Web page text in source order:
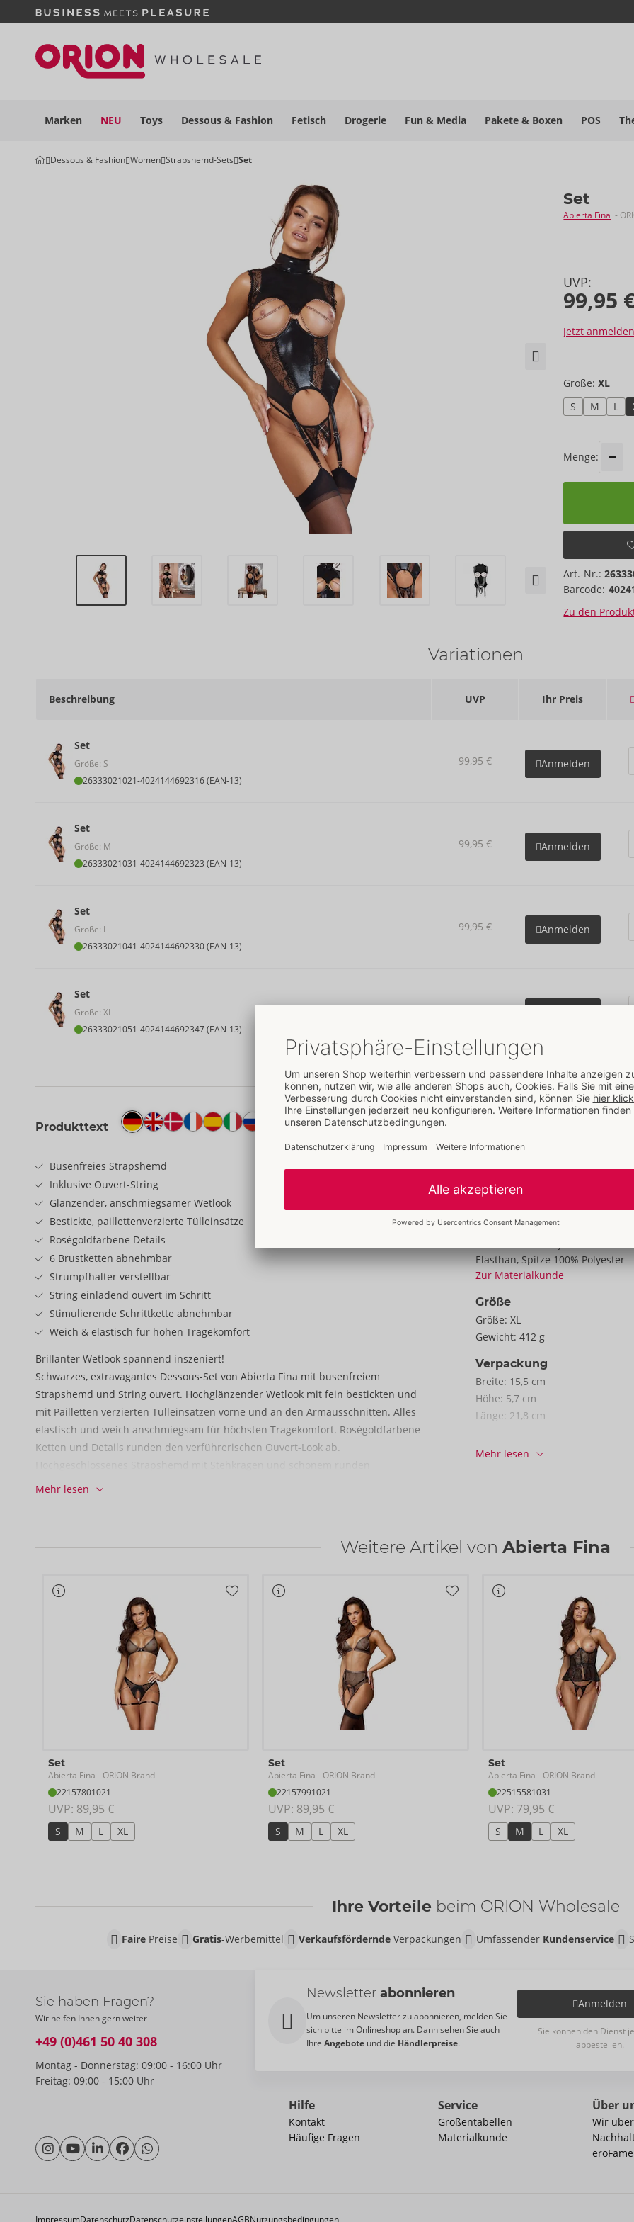
Marken NEU Toys Dessous & Fashion Fetisch Drogerie Fun & Media Pakete & Boxen POS
Dessous & Fashion Women Strapshemd-Sets Set
Set
Abierta Fina -
UVP:
99,95
Jetzt
Größe:XL
S
M L
Menge:
Art.-Nr.:
Barcode:
Zu den
Variationen
Beschreibung UVP Ihr Preis
Set
Größe: S
26333021021-4024144692316 (EAN-13)
99,95 € Anmelden
Set
Größe: M
26333021031-4024144692323 (EAN-13)
99,95 € Anmelden
Set
Größe: L
26333021041-4024144692330 (EAN-13)
99,95 € Anmelden
Set
Größe: XL
26333021051-4024144692347 (EAN-13)
Details
Produkttext
Busenfreies Strapshemd
Inklusive Ouvert-String
Glänzender, anschmiegsamer Wetlook
Bestickte, paillettenverzierte Tülleinsätze
Roségoldfarbene Details
6 Brustketten abnehmbar
Strumpfhalter verstellbar
String einladend ouvert im Schritt
Stimulierende Schrittkette abnehmbar
Weich & elastisch für hohen Tragekomfort
Brillanter Wetlook spannend inszeniert!
Schwarzes, extravagantes Dessous-Set von Abierta Fina mit busenfreiem
Strapshemd und String ouvert. Hochglänzender Wetlook mit fein bestickten und
mit Pailletten verzierten Tülleinsätzen vorne und an den Armausschnitten. Alles
elastisch und weich anschmiegsam für höchsten Tragekomfort. Roségoldfarbene
Ketten und Details runden den verführerischen Ouvert-Look ab.
Rückenausschnitt. Der Hakenverschluss am Kragen und im Rücken sind für
der Länge passend verstellbar. Der kleine Tüllstring komplettiert den spannenden
88% Polyester, 12% Elasthan; Tüll 100% Polyester.
Mehr lesen
Im Schritt offen
Busenfreies Design
Aus/mit Spitze
Daten
Farbe: schwarz
Elasthan, Spitze 100% Polyester
Zur Materialkunde
Größe
Größe: XL
Gewicht: 412 g
Verpackung
Breite: 15,5 cm
Höhe: 5,7 cm
Länge: 21,8 cm
VE / Karton:
31
Mehr lesen
Weitere Artikel von Abierta Fina
Set
Abierta Fina - ORION Brand
22157801021
UVP: 89,95 €
S M L XL
Set
Abierta Fina - ORION Brand
22157991021
UVP: 89,95 €
S M L XL
Set
Abierta Fina - ORION Brand
22515581031
UVP: 79,95 €
S M L XL
Ihre Vorteile beim ORION Wholesale
FairePreise Gratis-Werbemittel VerkaufsförderndeVerpackungen Umfassender Kundenservice
Sie haben Fragen?
Wir helfen Ihnen gern weiter
+49 (0)461 50 40 308
Montag - Donnerstag: 09:00 - 16:00 Uhr
Freitag: 09:00 - 15:00 Uhr
Newsletter abonnieren
Um unseren Newsletter zu abonnieren, melden Sie
sich bitte im Onlineshop an. Dann sehen Sie auch
Ihre Angebote und die Händlerpreise.
Anmelden
Sie können den Dienst
abbestellen.
Hilfe
Kontakt
Häufige Fragen
Service
Größentabellen
Materialkunde
Über
Wir
eroFame
ImpressumDatenschutzDatenschutzeinstellungenAGBNutzungsbedingungen